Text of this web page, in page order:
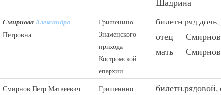
СмирноваАлександра
Петровна
Гришенино
Знаменского
прихода
Костромской
епархии
билетн.ряд.дочь,
отец —
мать —
Смирнов Петр Матвеевич
Гришенино